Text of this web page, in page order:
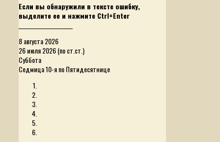
Если вы обнаружили в тексте ошибку,
выделите ее и нажмите Ctrl+Enter
8 августа 2026
26 июля 2026 (по ст.ст.)
Суббота
Седмица 10-я по Пятидесятнице